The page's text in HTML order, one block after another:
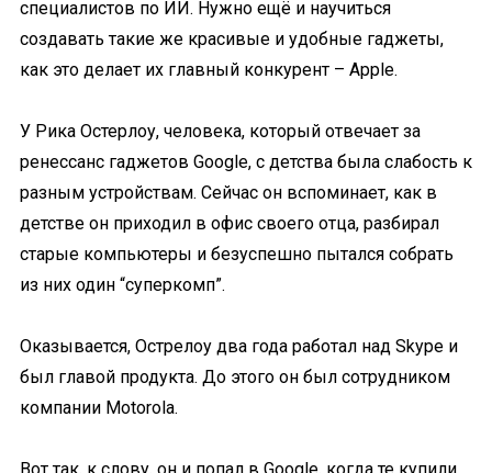
специалистов по ИИ. Нужно ещё и научиться
создавать такие же красивые и удобные гаджеты,
как это делает их главный конкурент – Apple.
У Рика Остерлоу, человека, который отвечает за
ренессанс гаджетов Google, с детства была слабость к
разным устройствам. Сейчас он вспоминает, как в
детстве он приходил в офис своего отца, разбирал
старые компьютеры и безуспешно пытался собрать
из них один “суперкомп”.
Оказывается, Острелоу два года работал над Skype и
был главой продукта. До этого он был сотрудником
компании Motorola.